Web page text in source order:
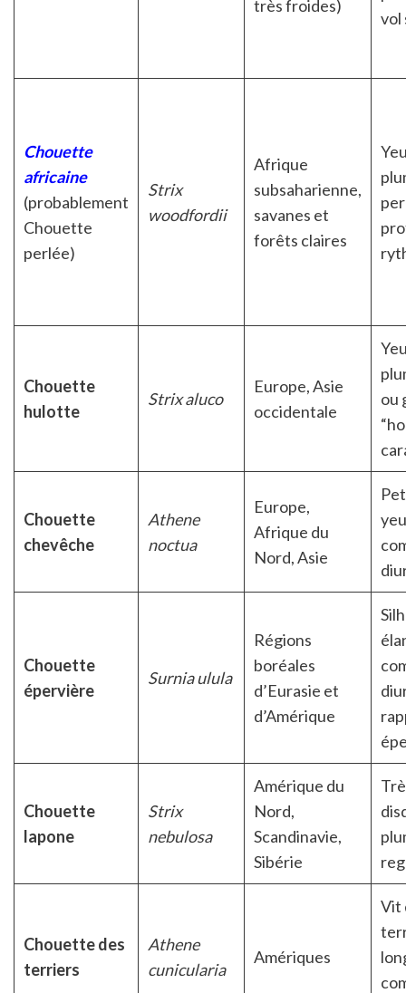
très froides)
vol
Chouette
africaine
(probablement
Chouette
perlée)
Strix
woodfordii
Afrique
subsaharienne,
savanes et
forêts claires
Chouette
hulotte
Strix aluco
Europe, Asie
occidentale
ou
Chouette
chevêche
Athene
noctua
Europe,
Afrique du
Nord, Asie
Chouette
épervière
Surnia ulula
Régions
boréales
d’Eurasie et
d’Amérique
Chouette
lapone
Strix
nebulosa
Amérique du
Nord,
Scandinavie,
Sibérie
Chouette des
terriers
Athene
cunicularia
Amériques
Vit